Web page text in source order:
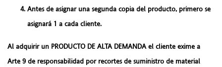
Antes de asignar una segunda copia del producto, primero se
asignará 1 a cada cliente.
Al adquirir un PRODUCTO DE ALTA DEMANDA el cliente exime a
Arte 9 de responsabilidad por recortes de suministro de material